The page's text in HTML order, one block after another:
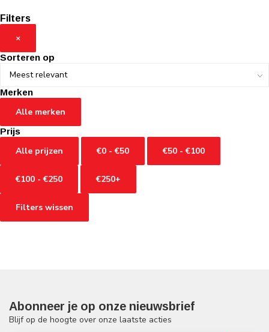
Filters
×
Sorteren op
Merken
Alle merken
Prijs
Alle prijzen €0 - €50 €50 - €100
€100 - €250 €250+
Filters wissen
Abonneer je op onze nieuwsbrief
Blijf op de hoogte over onze laatste acties